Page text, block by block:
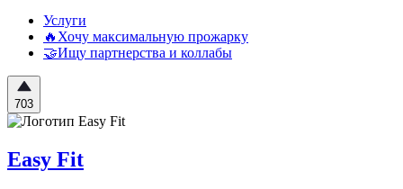
Услуги
🔥Хочу максимальную прожарку
🤝Ищу партнерства и коллабы
703
Easy Fit